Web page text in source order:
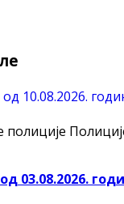
полиције
03.08.2026.